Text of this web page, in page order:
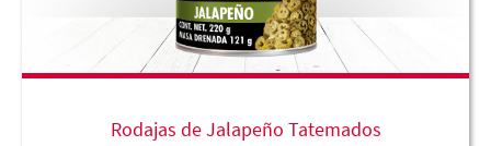
Rodajas de Jalapeño Tatemados